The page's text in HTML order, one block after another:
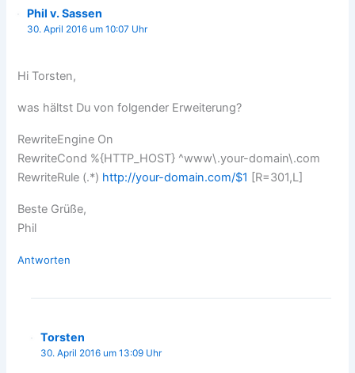
Phil v. Sassen
30. April 2016 um 10:07 Uhr
Hi Torsten,
was hältst Du von folgender Erweiterung?
RewriteEngine On
RewriteCond %{HTTP_HOST} ^www\.your-domain\.com
RewriteRule (.*) http://your-domain.com/$1 [R=301,L]
Beste Grüße,
Phil
Antworten
Torsten
30. April 2016 um 13:09 Uhr